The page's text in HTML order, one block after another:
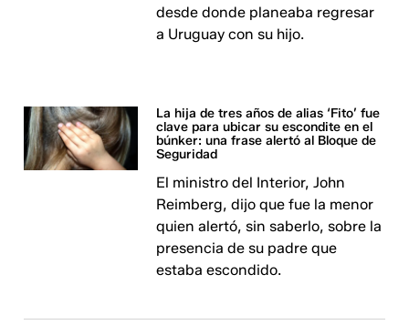
desde donde planeaba regresar
a Uruguay con su hijo.
La hija de tres años de alias ‘Fito’ fue
clave para ubicar su escondite en el
búnker: una frase alertó al Bloque de
Seguridad
El ministro del Interior, John
Reimberg, dijo que fue la menor
quien alertó, sin saberlo, sobre la
presencia de su padre que
estaba escondido.